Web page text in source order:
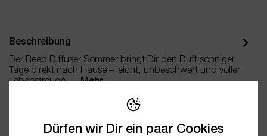
Beschreibung
Der Reed Diffuser Sommer bringt Dir den Duft sonniger
Tage direkt nach Hause – leicht, unbeschwert und voller
Lebensfreude.…Mehr
Dürfen wir Dir ein paar Cookies